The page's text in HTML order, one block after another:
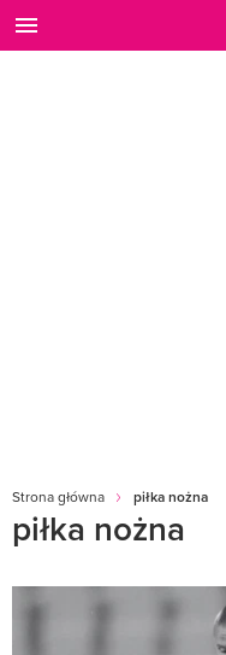
Strona główna piłka nożna
piłka nożna